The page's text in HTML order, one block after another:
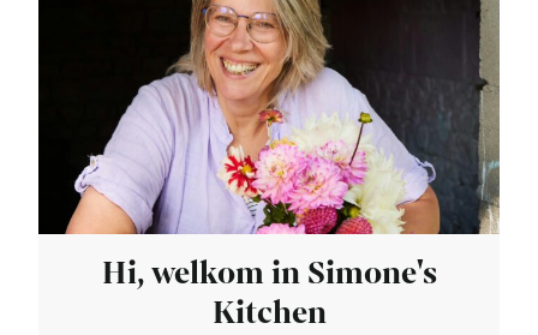
Hi, welkom in Simone's
Kitchen